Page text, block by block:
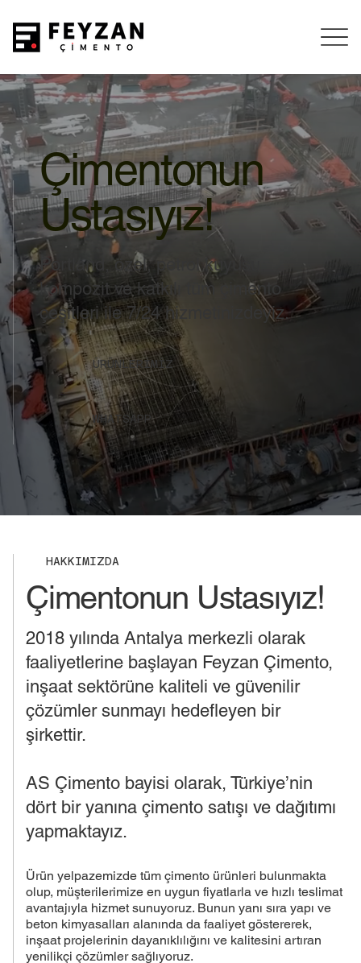
Çimentonun
Ustasıyız!
Portland, özel, petrol kuyusu,
kompozit ve katkılı tüm çimento
çeşitleri ile 7/24 hizmetinizdeyiz.
ÜRÜNLERİMİZ
WHATSAPP
HAKKIMIZDA
Çimentonun Ustasıyız!
2018 yılında Antalya merkezli olarak
faaliyetlerine başlayan Feyzan Çimento,
inşaat sektörüne kaliteli ve güvenilir
çözümler sunmayı hedefleyen bir
şirkettir.
AS Çimento bayisi olarak, Türkiye’nin
dört bir yanına çimento satışı ve dağıtımı
yapmaktayız.
Ürün yelpazemizde tüm çimento ürünleri bulunmakta
olup, müşterilerimize en uygun fiyatlarla ve hızlı teslimat
avantajıyla hizmet sunuyoruz. Bunun yanı sıra yapı ve
beton kimyasalları alanında da faaliyet göstererek,
inşaat projelerinin dayanıklılığını ve kalitesini artıran
yenilikçi çözümler sağlıyoruz.